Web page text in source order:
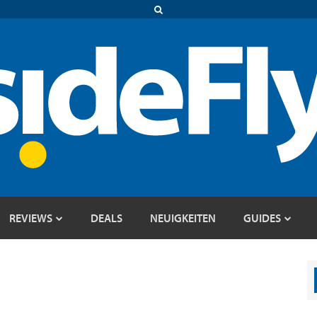
REVIEWS DEALS NEUIGKEITEN GUIDES